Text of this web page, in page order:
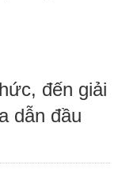
đến giải
dẫn đầu